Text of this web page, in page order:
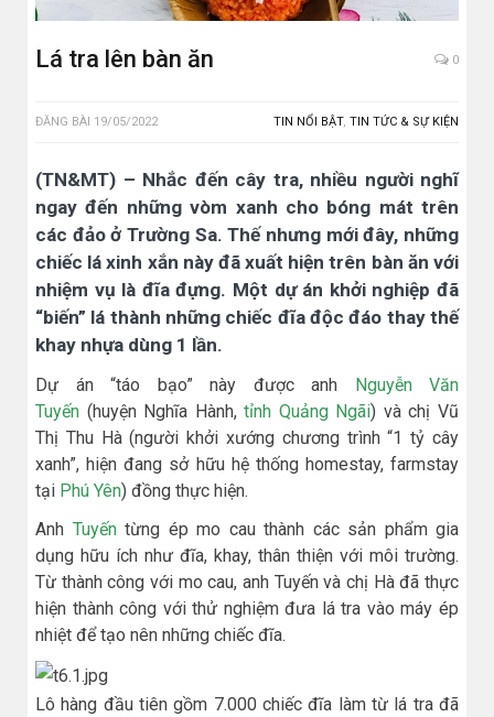
Lá tra lên bàn ăn 0
ĐĂNG BÀI 19/05/2022 TIN NỔI BẬT, TIN TỨC & SỰ KIỆN
(TN&MT) – Nhắc đến cây tra, nhiều người nghĩ
ngay đến những vòm xanh cho bóng mát trên
các đảo ở Trường Sa. Thế nhưng mới đây, những
chiếc lá xinh xắn này đã xuất hiện trên bàn ăn với
nhiệm vụ là đĩa đựng. Một dự án khởi nghiệp đã
“biến” lá thành những chiếc đĩa độc đáo thay thế
khay nhựa dùng 1 lần.
Dự án “táo bạo” này được anh Nguyễn Văn
Tuyến (huyện Nghĩa Hành,tỉnh Quảng Ngãi) và chị Vũ
Thị Thu Hà (người khởi xướng chương trình “1 tỷ cây
xanh”, hiện đang sở hữu hệ thống homestay, farmstay
tại Phú Yên) đồng thực hiện.
Anh Tuyếntừng ép mo cau thành các sản phẩm gia
dụng hữu ích như đĩa, khay, thân thiện với môi trường.
Từ thành công với mo cau, anh Tuyến và chị Hà đã thực
hiện thành công với thử nghiệm đưa lá tra vào máy ép
nhiệt để tạo nên những chiếc đĩa.
Lô hàng đầu tiên gồm 7.000 chiếc đĩa làm từ lá tra đã